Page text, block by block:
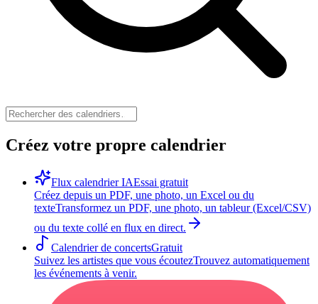
Créez votre propre calendrier
Flux calendrier IAEssai gratuit
Créez depuis un PDF, une photo, un Excel ou du
texteTransformez un PDF, une photo, un tableur (Excel/CSV)
ou du texte collé en flux en direct.
Calendrier de concertsGratuit
Suivez les artistes que vous écoutezTrouvez automatiquement
les événements à venir.